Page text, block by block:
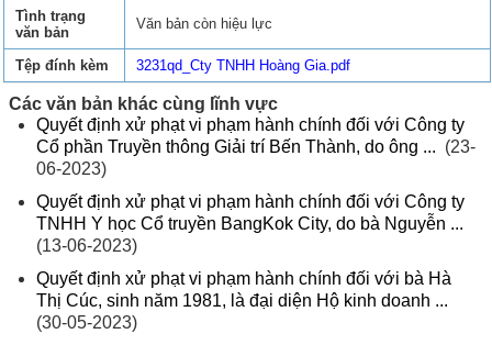
Tình trạng
văn bản
Văn bản còn hiệu lực
Tệp đính kèm 3231qd_Cty TNHH Hoàng Gia.pdf
Các văn bản khác cùng lĩnh vực
Quyết định xử phạt vi phạm hành chính đối với Công ty
Cổ phần Truyền thông Giải trí Bến Thành, do ông ... (23-
06-2023)
Quyết định xử phạt vi phạm hành chính đối với Công ty
TNHH Y học Cổ truyền BangKok City, do bà Nguyễn ...
(13-06-2023)
Quyết định xử phạt vi phạm hành chính đối với bà Hà
Thị Cúc, sinh năm 1981, là đại diện Hộ kinh doanh ...
(30-05-2023)